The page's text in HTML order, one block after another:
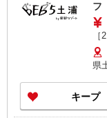
フ
時〜
は
て
［
更
県
キープ